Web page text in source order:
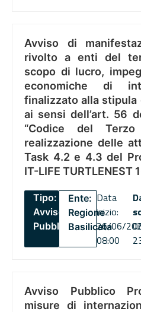
Avviso di
rivolto a enti del
scopo di lucro,
economiche di
finalizzato alla stipula
ai sensi dell’art. 56
“Codice del
realizzazione delle
Task 4.2 e 4.3 del
IT-LIFE TURTLENEST
Tipo:
Avviso
Pubblico
Ente:
Regione
Basilicata
Data
inizio:
26/06/
08:00
Avviso Pubblico
misure di